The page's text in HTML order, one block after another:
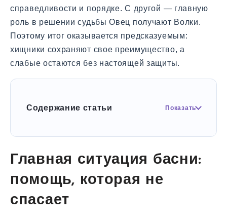
справедливости и порядке. С другой — главную
роль в решении судьбы Овец получают Волки.
Поэтому итог оказывается предсказуемым:
хищники сохраняют свое преимущество, а
слабые остаются без настоящей защиты.
Содержание статьи Показать
Главная ситуация басни:
помощь, которая не
спасает